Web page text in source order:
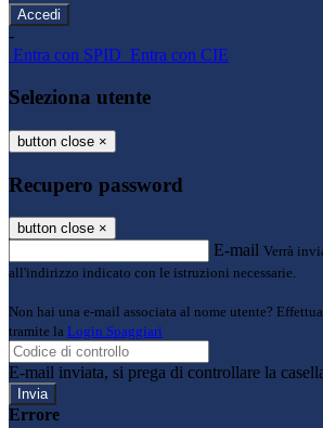
-
Entra con SPID Entra con CIE
Seleziona utente
button close ×
Recupero password
button close ×
E-mail Verrà
all'indirizzo indicato con le istruzioni necessarie.
Non hai una e-mail associata al nome utente?
tramite la Login Spaggiari
E-mail inviata, si prega di controllare la
Errore